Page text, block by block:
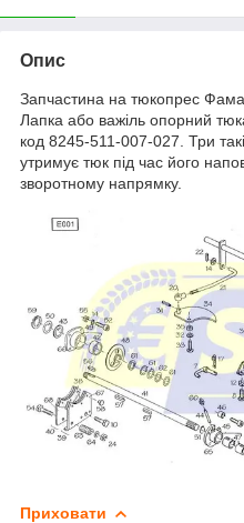
Опис
Запчастина на тюкопрес
Лапка або важіль опорний
код 8245-511-007-027. Три
утримує тюк під час його
зворотному напрямку.
Приховати